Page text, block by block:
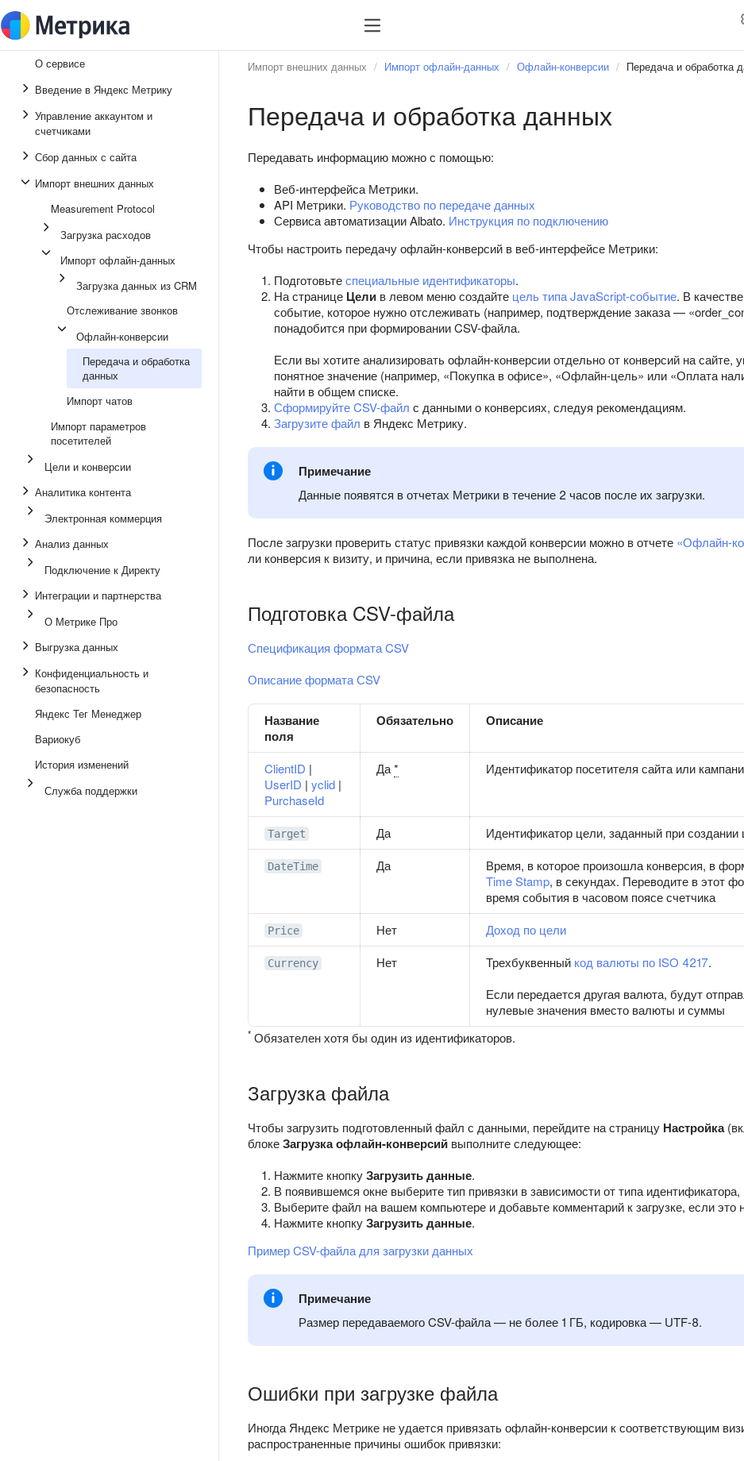
О сервисе
Введение в Яндекс Метрику
Управление аккаунтом и
счетчиками
Сбор данных с сайта
Импорт внешних данных
Measurement Protocol
Загрузка расходов
Импорт офлайн-данных
Загрузка данных из CRM
Отслеживание звонков
Офлайн-конверсии
Передача и обработка
данных
Импорт чатов
Импорт параметров
посетителей
Цели и конверсии
Аналитика контента
Электронная коммерция
Анализ данных
Подключение к Директу
Интеграции и партнерства
О Метрике Про
Выгрузка данных
Конфиденциальность и
безопасность
Яндекс Тег Менеджер
Вариокуб
История изменений
Служба поддержки
Импорт внешних данных Импорт офлайн-данных Офлайн-конверсии Передача и обработка
Передача и обработка данных
Передавать информацию можно с помощью:
Веб-интерфейса Метрики.
API Метрики. Руководство по передаче данных
Сервиса автоматизации Albato. Инструкция по подключению
Чтобы настроить передачу офлайн-конверсий в веб-интерфейсе Метрики:
Подготовьтеспециальные идентификаторы.
На странице Цели в левом меню создайте цель типа JavaScript-событие. В
событие, которое нужно отслеживать (например, подтверждение заказа —
понадобится при формировании CSV-файла.
Если вы хотите анализировать офлайн-конверсии отдельно от конверсий на сайте,
понятное значение (например, «Покупка в офисе», «Офлайн-цель» или «Оплата
найти в общем списке.
Сформируйте CSV-файл с данными о конверсиях, следуя рекомендациям.
Загрузите файл в Яндекс Метрику.
Примечание
Данные появятся в отчетах Метрики в течение 2 часов после их загрузки.
После загрузки проверить статус привязки каждой конверсии можно в отчете «Офлайн-
ли конверсия к визиту, и причина, если привязка не выполнена.
Подготовка CSV-файла
Спецификация формата CSV
Описание формата СSV
Название
поля
Обязательно Описание
ClientID |
UserID | yclid |
PurchaseId
Да* Идентификатор посетителя сайта или
Target Да Идентификатор цели, заданный при создании
DateTime Да Время, в которое произошла конверсия, в
Time Stamp, в секундах. Переводите в этот
время события в часовом поясе счетчика
Price Нет Доход по цели
Currency Нет Трехбуквенный код валюты по ISO 4217.
Если передается другая валюта, будут
нулевые значения вместо валюты и суммы
* Обязателен хотя бы один из идентификаторов.
Загрузка файла
Чтобы загрузить подготовленный файл с данными, перейдите на страницу Настройка
блокеЗагрузка офлайн-конверсий выполните следующее:
Нажмите кнопкуЗагрузить данные.
В появившемся окне выберите тип привязки в зависимости от типа идентификатора,
Выберите файл на вашем компьютере и добавьте комментарий к загрузке, если это
Нажмите кнопкуЗагрузить данные.
Пример CSV-файла для загрузки данных
Примечание
Размер передаваемого CSV-файла — не более 1 ГБ, кодировка — UTF-8.
Ошибки при загрузке файла
Иногда Яндекс Метрике не удается привязать офлайн-конверсии к соответствующим
распространенные причины ошибок привязки: